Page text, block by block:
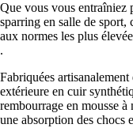
Que vous vous entraîniez
sparring en salle de sport,
aux normes les plus
.
Fabriquées
extérieure en cuir
rembourrage en mousse
une absorption des chocs